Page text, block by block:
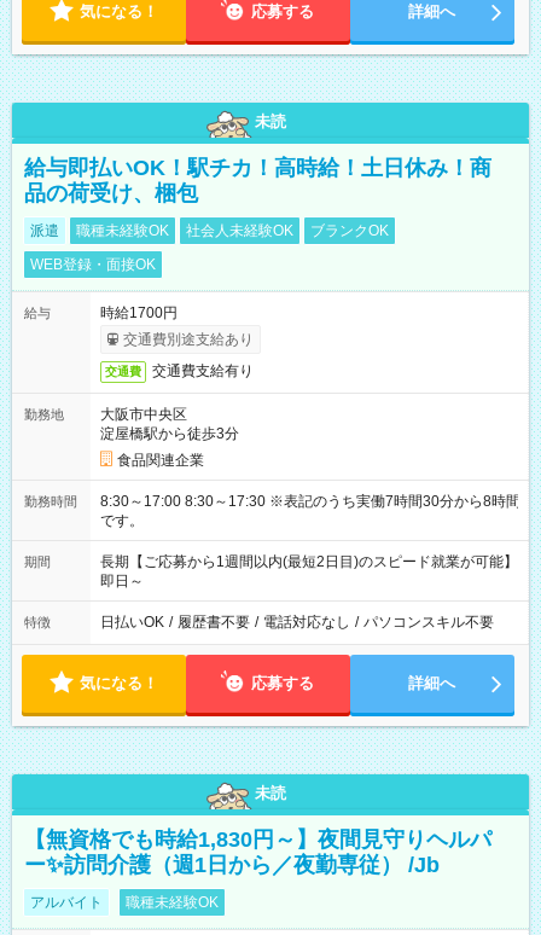
気になる！ 応募する 詳細へ
未読
給与即払いOK！駅チカ！高時給！土日休み！商
品の荷受け、梱包
派遣 職種未経験OK 社会人未経験OK
ブランクOK
WEB登録・面接OK
給与
時給1700円
交通費別途支給あり
交通費 交通費支給有り
勤務地
大阪市中央区
淀屋橋駅から徒歩3分
食品関連企業
勤務時間
8:30～17:00 8:30～17:30 ※表記のうち実働7時間30分から8時間
です。
期間
長期【ご応募から1週間以内(最短2日目)のスピード就業が可能】
即日～
特徴 日払いOK / 履歴書不要 / 電話対応なし / パソコンスキル不要
気になる！ 応募する 詳細へ
未読
【無資格でも時給1,830円～】夜間見守りヘルパ
ー✨訪問介護（週1日から／夜勤専従） /Jb
アルバイト 職種未経験OK